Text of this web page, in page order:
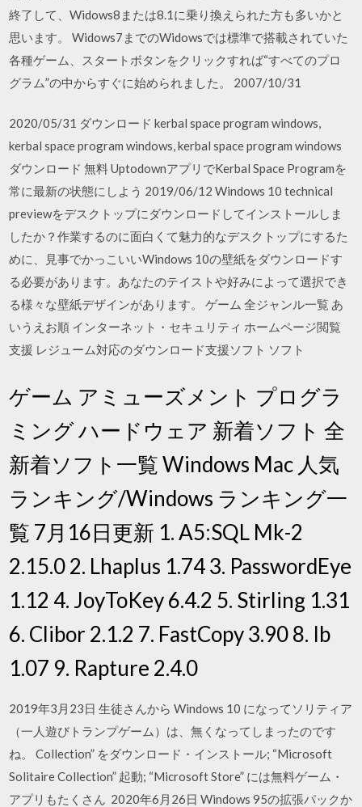
終了して、Widows8または8.1に乗り換えられた方も多いかと
思います。 Widows7までのWidowsでは標準で搭載されていた
各種ゲーム、スタートボタンをクリックすれば“すべてのプロ
グラム”の中からすぐに始められました。 2007/10/31
2020/05/31 ダウンロード kerbal space program windows,
kerbal space program windows, kerbal space program windows
ダウンロード 無料 UptodownアプリでKerbal Space Programを
常に最新の状態にしよう 2019/06/12 Windows 10 technical
previewをデスクトップにダウンロードしてインストールしま
したか？作業するのに面白くて魅力的なデスクトップにするた
めに、見事でかっこいいWindows 10の壁紙をダウンロードす
る必要があります。あなたのテイストや好みによって選択でき
る様々な壁紙デザインがあります。 ゲーム 全ジャンル一覧 あ
いうえお順 インターネット・セキュリティ ホームページ閲覧
支援 レジューム対応のダウンロード支援ソフト ソフト
ゲーム アミューズメント プログラ
ミング ハードウェア 新着ソフト 全
新着ソフト一覧 Windows Mac 人気
ランキング/Windows ランキング一
覧 7月16日更新 1. A5:SQL Mk-2
2.15.0 2. Lhaplus 1.74 3. PasswordEye
1.12 4. JoyToKey 6.4.2 5. Stirling 1.31
6. Clibor 2.1.2 7. FastCopy 3.90 8. Ib
1.07 9. Rapture 2.4.0
2019年3月23日 生徒さんから Windows 10 になってソリティア
（一人遊びトランプゲーム）は、無くなってしまったのです
ね。 Collection” をダウンロード・インストール; “Microsoft
Solitaire Collection” 起動; “Microsoft Store” には無料ゲーム・
アプリもたくさん 2020年6月26日 Windows 95の拡張パックか